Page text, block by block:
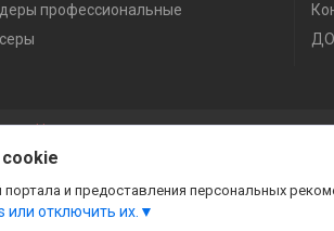
профессиональные
Deal.by
cookies
и предоставления персональных
отключить их.
на контент